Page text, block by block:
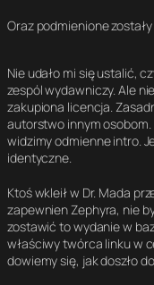
Oraz podmienione
Nie udało mi się ustalić,
zespól wydawniczy. Ale
zakupiona licencja.
autorstwo innym osobom.
widzimy odmienne intro.
identyczne.
Ktoś wkleił w Dr. Mada
zapewnien Zephyra, nie
zostawić to wydanie w
właściwy twórca linku w
dowiemy się, jak doszło